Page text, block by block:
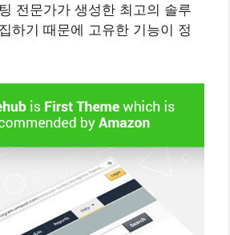
전문가가 생성한 최고의 솔루
하기 때문에 고유한 기능이 정